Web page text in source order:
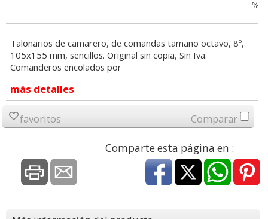
%
Talonarios de camarero, de comandas tamaño octavo, 8º,
105x155 mm, sencillos. Original sin copia, Sin Iva.
Comanderos encolados por
más detalles
favoritos Comparar
Comparte esta página en :